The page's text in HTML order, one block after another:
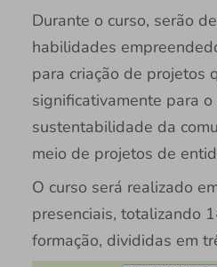
Durante o curso, serão
habilidades
para criação de projetos
significativamente para o
sustentabilidade da
meio de projetos de
O curso será realizado
presenciais, totalizando
formação, divididas em